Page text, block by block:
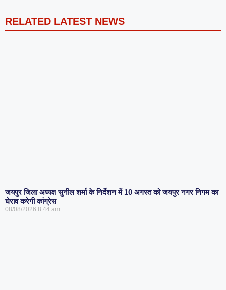
RELATED LATEST NEWS
जयपुर जिला अध्यक्ष सुनील शर्मा के निर्देशन में 10 अगस्त को जयपुर नगर निगम का
घेराव करेगी कांग्रेस
08/08/2026 8:44 am